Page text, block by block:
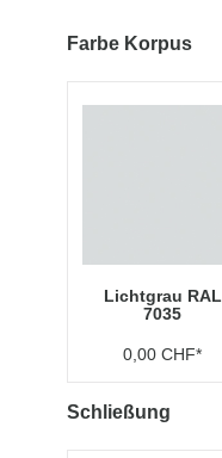
Farbe Korpus
Lichtgrau RAL
7035
0,00 CHF*
Schließung